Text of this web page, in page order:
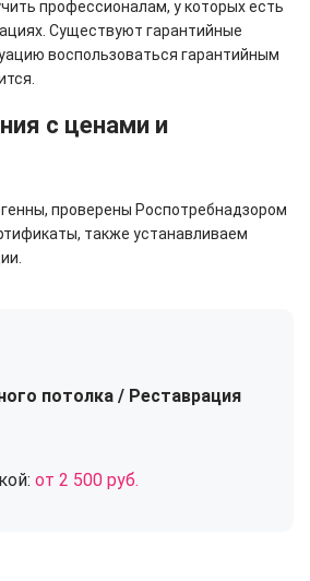
профессионалам, у которых есть
Существуют гарантийные
воспользоваться гарантийным
с ценами и
проверены Роспотребнадзором
также устанавливаем
потолка / Реставрация
от 2 500 руб.